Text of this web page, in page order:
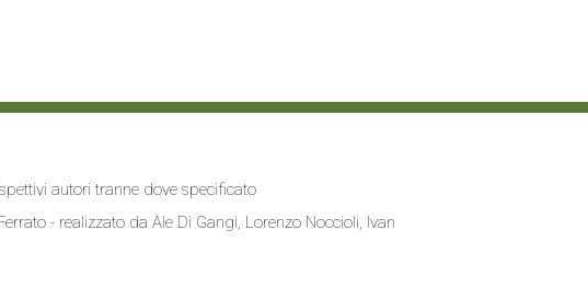
autori tranne dove specificato
- realizzato da Ale Di Gangi, Lorenzo Noccioli, Ivan